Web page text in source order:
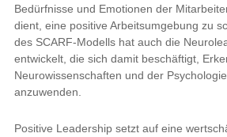
Bedürfnisse und Emotionen der
dient, eine positive Arbeitsumgebung zu
des SCARF-Modells hat auch die
entwickelt, die sich damit beschäftigt,
Neurowissenschaften und der
anzuwenden.
Positive Leadership setzt auf eine